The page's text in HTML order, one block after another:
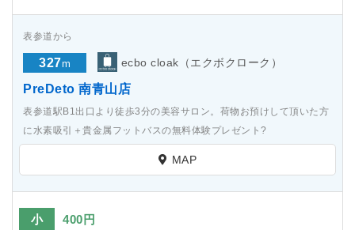
表参道から
327m ecbo cloak（エクボクローク）
PreDeto 南青山店
表参道駅B1出口より徒歩3分の美容サロン。荷物お預けして頂いた方
に水素吸引＋貴金属フットバスの無料体験プレゼント?
MAP
小 400円